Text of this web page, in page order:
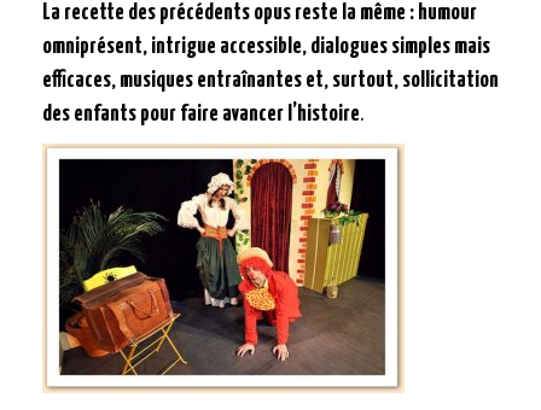
La recette des précédents opus reste la même : humour
omniprésent, intrigue accessible, dialogues simples mais
efficaces, musiques entraînantes et, surtout, sollicitation
des enfants pour faire avancer l’histoire.